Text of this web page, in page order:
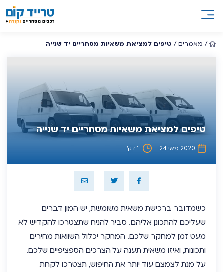
/ מאמרים/ טיפים למציאת משאיות מסחריים יד שנייה
טיפים למציאת משאיות מסחריים יד שנייה
2020 מאי 24 1 דק’
כשמדובר ברכישת משאית משומשת, יש המון דברים
שעליכם להתכונן אליהם. סביר להניח שתצטרכו להקדיש לא
מעט זמן למחקר שלכם. המחקר יכלול השוואות מחירים
ותכונות, ואיזו משאית תענה על הצרכים הספציפיים שלכם.
על מנת לצמצם עוד יותר את החיפוש, תצטרכו לקחת